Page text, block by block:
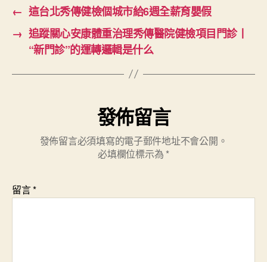
← 這台北秀傳健檢個城市給6週全薪育嬰假
→ 追蹤關心安康體重治理秀傳醫院健檢項目門診丨
“新門診”的運轉邏輯是什么
發佈留言
發佈留言必須填寫的電子郵件地址不會公開。
必填欄位標示為 *
留言*